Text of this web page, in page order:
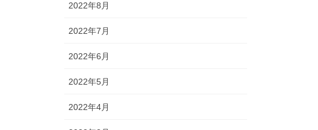
2022年8月
2022年7月
2022年6月
2022年5月
2022年4月